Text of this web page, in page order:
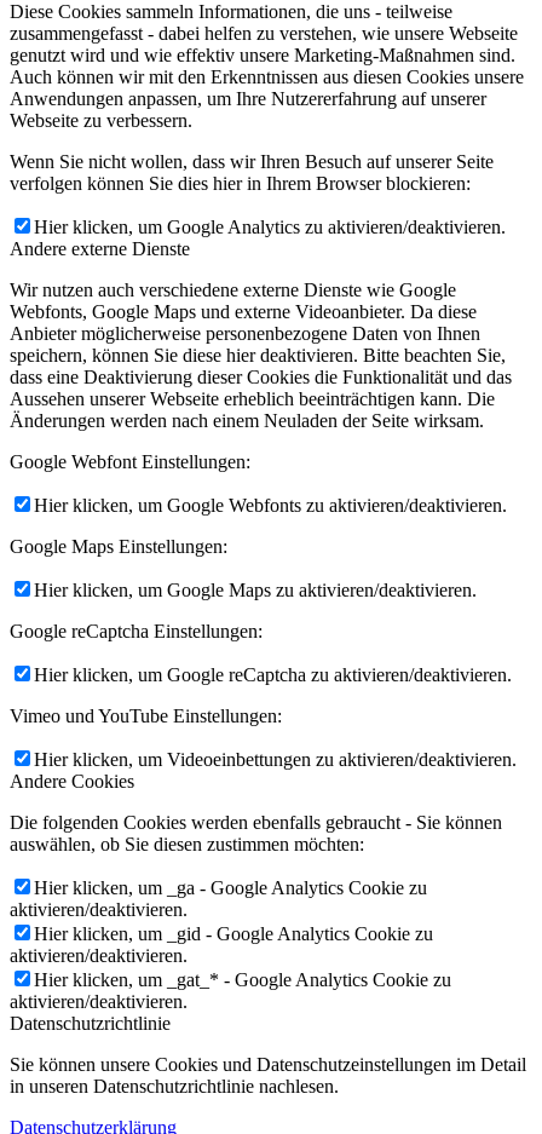
Diese Cookies sammeln Informationen, die uns - teilweise
zusammengefasst - dabei helfen zu verstehen, wie unsere Webseite
genutzt wird und wie effektiv unsere Marketing-Maßnahmen sind.
Auch können wir mit den Erkenntnissen aus diesen Cookies unsere
Anwendungen anpassen, um Ihre Nutzererfahrung auf unserer
Webseite zu verbessern.
Wenn Sie nicht wollen, dass wir Ihren Besuch auf unserer Seite
verfolgen können Sie dies hier in Ihrem Browser blockieren:
Hier klicken, um Google Analytics zu aktivieren/deaktivieren.
Andere externe Dienste
Wir nutzen auch verschiedene externe Dienste wie Google
Webfonts, Google Maps und externe Videoanbieter. Da diese
Anbieter möglicherweise personenbezogene Daten von Ihnen
speichern, können Sie diese hier deaktivieren. Bitte beachten Sie,
dass eine Deaktivierung dieser Cookies die Funktionalität und das
Aussehen unserer Webseite erheblich beeinträchtigen kann. Die
Änderungen werden nach einem Neuladen der Seite wirksam.
Google Webfont Einstellungen:
Hier klicken, um Google Webfonts zu aktivieren/deaktivieren.
Google Maps Einstellungen:
Hier klicken, um Google Maps zu aktivieren/deaktivieren.
Google reCaptcha Einstellungen:
Hier klicken, um Google reCaptcha zu aktivieren/deaktivieren.
Vimeo und YouTube Einstellungen:
Hier klicken, um Videoeinbettungen zu aktivieren/deaktivieren.
Andere Cookies
Die folgenden Cookies werden ebenfalls gebraucht - Sie können
auswählen, ob Sie diesen zustimmen möchten:
Hier klicken, um _ga - Google Analytics Cookie zu
aktivieren/deaktivieren.
Hier klicken, um _gid - Google Analytics Cookie zu
aktivieren/deaktivieren.
Hier klicken, um _gat_* - Google Analytics Cookie zu
aktivieren/deaktivieren.
Datenschutzrichtlinie
Sie können unsere Cookies und Datenschutzeinstellungen im Detail
in unseren Datenschutzrichtlinie nachlesen.
Datenschutzerklärung